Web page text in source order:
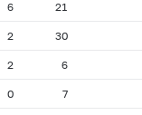
6 21
2 30
2 6
0 7